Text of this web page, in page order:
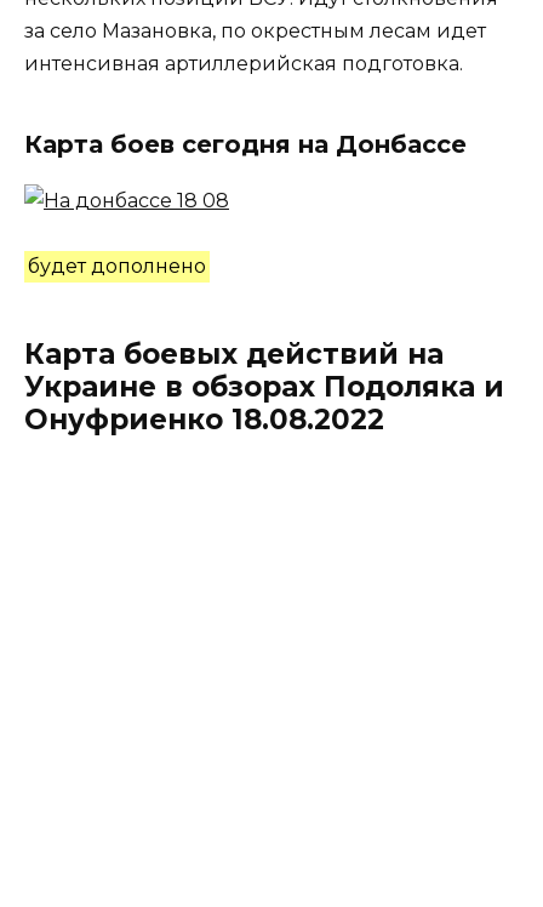
за село Мазановка, по окрестным лесам идет
интенсивная артиллерийская подготовка.
Карта боев сегодня на Донбассе
будет дополнено
Карта боевых действий на
Украине в обзорах Подоляка и
Онуфриенко 18.08.2022